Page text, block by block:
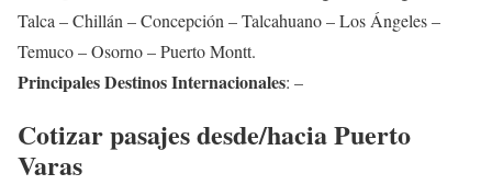
Talca – Chillán – Concepción – Talcahuano – Los Ángeles –
Temuco – Osorno – Puerto Montt.
Principales Destinos Internacionales: –
Cotizar pasajes desde/hacia Puerto
Varas